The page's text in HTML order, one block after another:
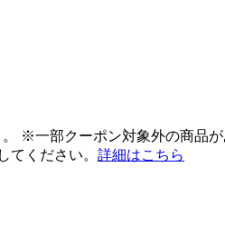
※一部クーポン対象外の商
てください。 詳細はこちら